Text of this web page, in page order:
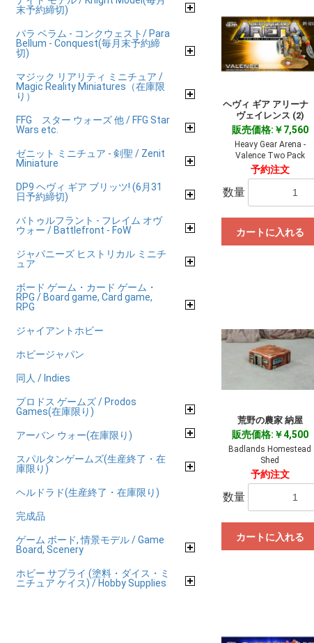
末予約締切)
パラ ベラム - コンクウェスト/ Para
Bellum - Conquest(毎月末予約締
切)
マジック リアリティ ミニチュア /
Magic Reality Miniatures（在庫限
り）
FFG スター ウォーズ 他 / FFG Star
Wars etc.
ゼニット ミニチュア - 剣聖 / Zenit
Miniature
DP9 ヘヴィ ギア ブリッツ! (6月31
日予約締切)
バトゥルフラント - フレイム オヴ
ウォー / Battlefront - FoW
ジャパニーズ ヒストリカル ミニチ
ュア
ボード ゲーム・カード ゲーム・
RPG / Board game, Card game,
RPG
ジャイアントホビー
ホビージャパン
同人 / Indies
プロドス ゲームズ / Prodos
Games(在庫限り)
アーバン ウォー(在庫限り)
スパルタンゲームズ(生産終了・在
庫限り)
ヘルドラド(生産終了・在庫限り)
完成品
ゲーム ボード, 情景モデル / Game
Board, Scenery
ホビー サプライ (塗料・ダイス・ミ
ニチュア ケイス) / Hobby Supplies
ヘヴィ ギア アリーナ
ヴェイレンス (2)
販売価格:￥7,560
Heavy Gear Arena -
Valence Two Pack
予約注文
数量
カートに入れる
荒野の農家 納屋
販売価格:￥4,500
Badlands Homestead
Shed
予約注文
数量
カートに入れる